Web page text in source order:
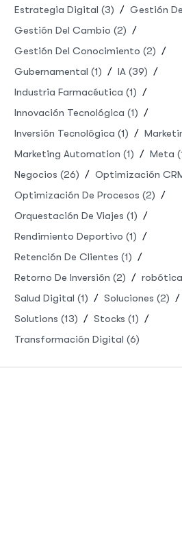
Estrategia Digital (3) Gestión
Gestión Del Cambio (2)
Gestión Del Conocimiento (2)
Gubernamental (1) IA (39)
Industria Farmacéutica (1)
Innovación Tecnológica (1)
Inversión Tecnológica (1)
Marketing Automation (1) Meta
Negocios (26) Optimización
Optimización De Procesos (2)
Orquestación De Viajes (1)
Rendimiento Deportivo (1)
Retención De Clientes (1)
Retorno De Inversión (2) robótica
Salud Digital (1) Soluciones (2)
Solutions (13) Stocks (1)
Transformación Digital (6)